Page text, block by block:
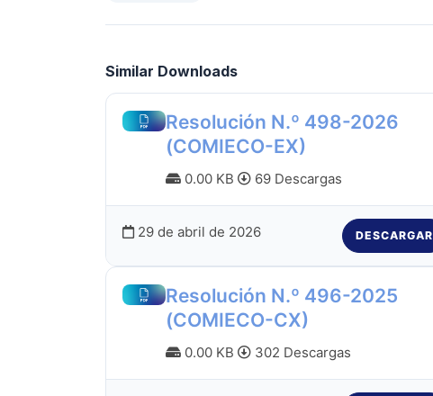
Similar Downloads
Resolución N.º 498-2026
(COMIECO-EX)
0.00 KB 69 Descargas
29 de abril de 2026 DESCARGAR
Resolución N.º 496-2025
(COMIECO-CX)
0.00 KB 302 Descargas